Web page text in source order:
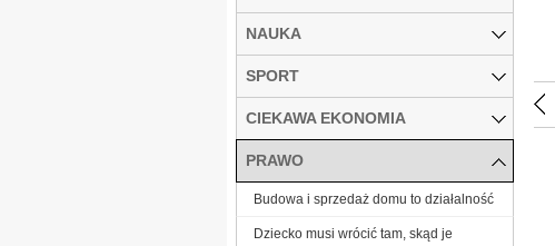
NAUKA
SPORT
CIEKAWA EKONOMIA
PRAWO
Budowa i sprzedaż domu to działalność
Dziecko musi wrócić tam, skąd je